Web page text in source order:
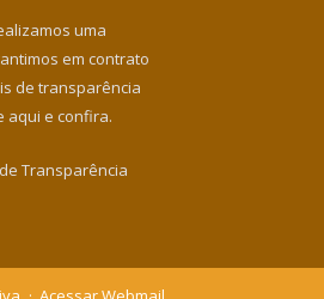
uma
em contrato
de transparência
aqui e confira.
Transparência